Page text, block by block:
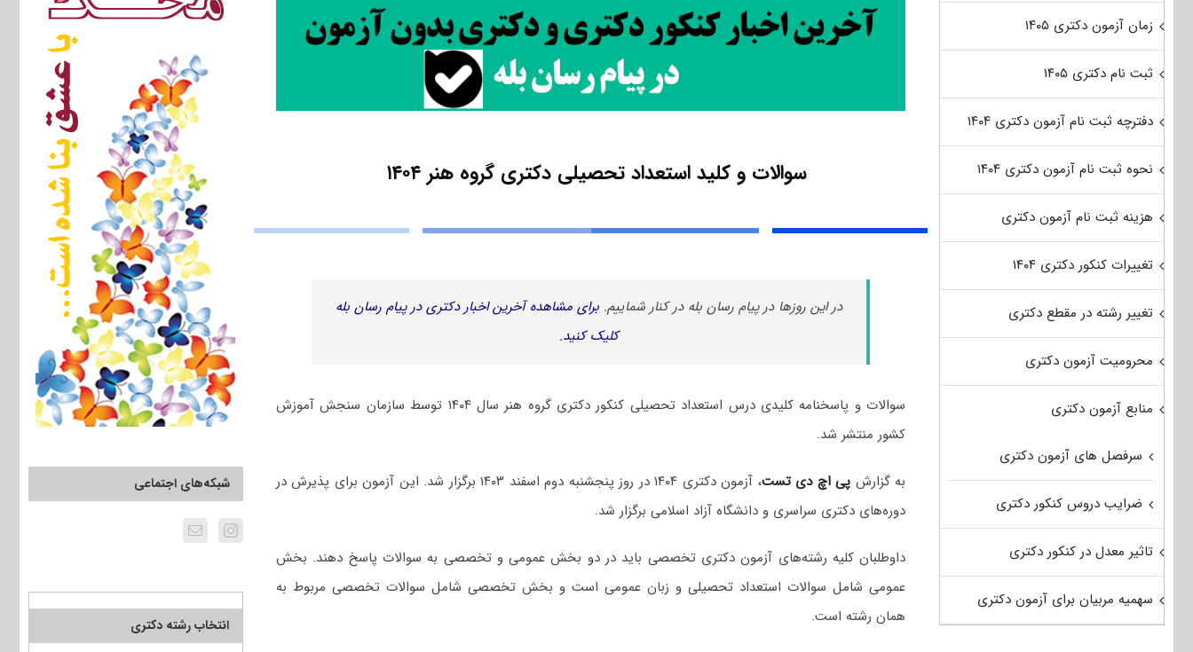
سوالات و کلید استعداد تحصیلی دکتری گروه هنر ۱۴۰۴
در این روزها در پیام رسان بله در کنار شماییم. برای مشاهده آخرین اخبار دکتری در پیام رسان بله
کلیک کنید.
سوالات و پاسخنامه کلیدی درس استعداد تحصیلی کنکور دکتری گروه هنر سال ۱۴۰۴ توسط سازمان سنجش آموزش
کشور منتشر شد.
به گزارش پی اچ دی تست
، آزمون دکتری ۱۴۰۴ در روز پنجشنبه دوم اسفند ۱۴۰۳ برگزار شد. این آزمون برای پذیرش در
دوره‌های دکتری سراسری و دانشگاه آزاد اسلامی برگزار شد.
داوطلبان کلیه رشته‌های آزمون دکتری تخصصی باید در دو بخش عمومی و تخصصی به سوالات پاسخ دهند. بخش
عمومی شامل سوالات استعداد تحصیلی و زبان عمومی است و بخش تخصصی شامل سوالات تخصصی مربوط به
همان رشته است.
شبکه‌های اجتماعی
انتخاب رشته دکتری
زمان آزمون دکتری ۱۴۰۵
ثبت نام دکتری ۱۴۰۵
دفترچه ثبت نام آزمون دکتری ۱۴۰۴
نحوه ثبت نام آزمون دکتری ۱۴۰۴
هزینه ثبت نام آزمون دکتری
تغییرات کنکور دکتری ۱۴۰۴
تغییر رشته در مقطع دکتری
محرومیت آزمون دکتری
منابع آزمون دکتری
سرفصل های آزمون دکتری
ضرایب دروس کنکور دکتری
تاثیر معدل در کنکور دکتری
سهمیه مربیان برای آزمون دکتری